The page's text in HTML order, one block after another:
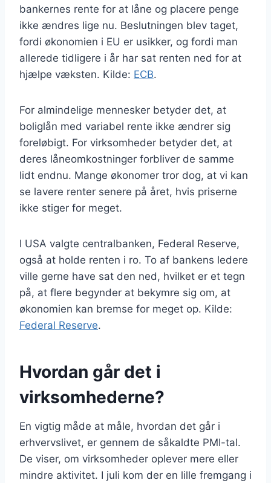
bankernes rente for at låne og placere penge
ikke ændres lige nu. Beslutningen blev taget,
fordi økonomien i EU er usikker, og fordi man
allerede tidligere i år har sat renten ned for at
hjælpe væksten. Kilde: ECB.
For almindelige mennesker betyder det, at
boliglån med variabel rente ikke ændrer sig
foreløbigt. For virksomheder betyder det, at
deres låneomkostninger forbliver de samme
lidt endnu. Mange økonomer tror dog, at vi kan
se lavere renter senere på året, hvis priserne
ikke stiger for meget.
I USA valgte centralbanken, Federal Reserve,
også at holde renten i ro. To af bankens ledere
ville gerne have sat den ned, hvilket er et tegn
på, at flere begynder at bekymre sig om, at
økonomien kan bremse for meget op. Kilde:
Federal Reserve.
Hvordan går det i
virksomhederne?
En vigtig måde at måle, hvordan det går i
erhvervslivet, er gennem de såkaldte PMI-tal.
De viser, om virksomheder oplever mere eller
mindre aktivitet. I juli kom der en lille fremgang i